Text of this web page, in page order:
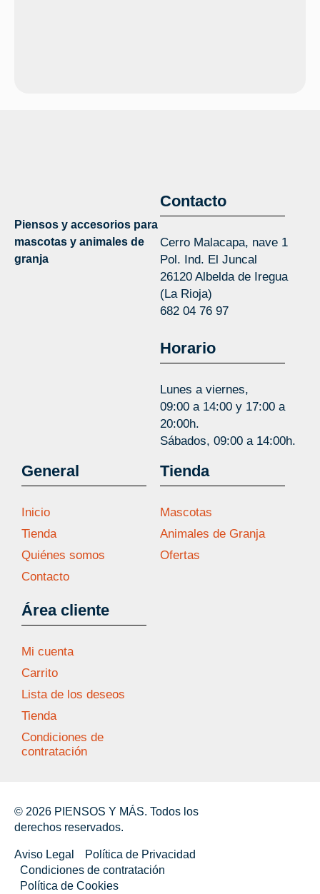
Piensos y accesorios para
mascotas y animales de
granja
Contacto
Cerro Malacapa, nave 1
Pol. Ind. El Juncal
26120 Albelda de Iregua
(La Rioja)
682 04 76 97
Horario
Lunes a viernes,
09:00 a 14:00 y 17:00 a
20:00h.
Sábados, 09:00 a 14:00h.
General
Inicio
Tienda
Quiénes somos
Contacto
Área cliente
Mi cuenta
Carrito
Lista de los deseos
Tienda
Condiciones de
contratación
Tienda
Mascotas
Animales de Granja
Ofertas
© 2026 PIENSOS Y MÁS. Todos los
derechos reservados.
Aviso Legal
Política de Privacidad
Condiciones de contratación
Política de Cookies